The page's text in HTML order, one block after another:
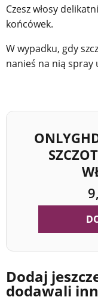
Czesz włosy
końcówek.
W wypadku, gdy
nanieś na nią spray
Dodaj
dodawali